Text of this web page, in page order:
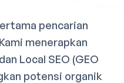
pencarian
menerapkan
Local SEO (GEO
potensi organik